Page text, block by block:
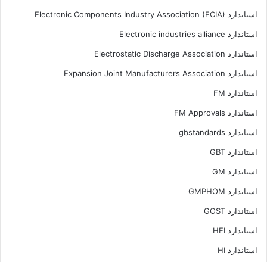
استاندارد Electronic Components Industry Association (ECIA)
استاندارد Electronic industries alliance
استاندارد Electrostatic Discharge Association
استاندارد Expansion Joint Manufacturers Association
استاندارد FM
استاندارد FM Approvals
استاندارد gbstandards
استاندارد GBT
استاندارد GM
استاندارد GMPHOM
استاندارد GOST
استاندارد HEI
استاندارد HI